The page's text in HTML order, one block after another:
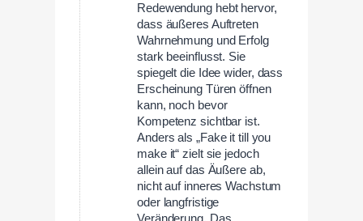
Redewendung hebt hervor,
dass äußeres Auftreten
Wahrnehmung und Erfolg
stark beeinflusst. Sie
spiegelt die Idee wider, dass
Erscheinung Türen öffnen
kann, noch bevor
Kompetenz sichtbar ist.
Anders als „Fake it till you
make it“ zielt sie jedoch
allein auf das Äußere ab,
nicht auf inneres Wachstum
oder langfristige